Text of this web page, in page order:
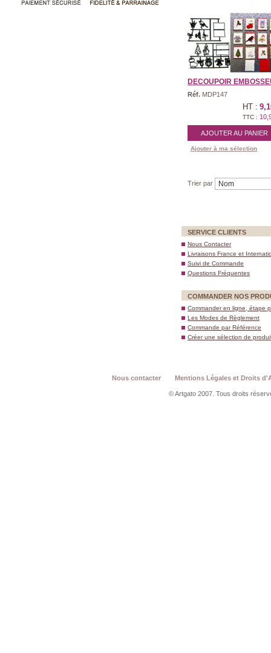
DECOUPOIR
Réf. MDP147
HT :
TTC :
AJOUTER AU PANIER
Ajouter à ma sélection
Trier par
SERVICE CLIENTS
Nous Contacter
Livraisons France et
Suivi de Commande
Questions Fréquentes
COMMANDER NOS
Commander en ligne, étape
Les Modes de Règlement
Commande par Référence
Créer une sélection de
Nous contacter Mentions Légales et Droits
© Artgato 2007. Tous droits